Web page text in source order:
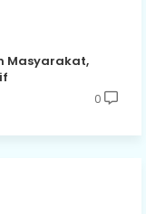
Masyarakat,
0